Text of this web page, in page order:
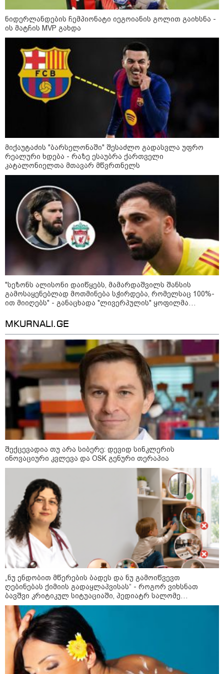
დადგომამდე
ფული ამ ზოდიაქოს ნიშნების
ხელში აღმოჩნდება: ვინ
გამდიდრდება?
როგორ ჩავიცვათ 40 წლის
შემდეგ: მილიონერების
სტილისტის 8 ოქროს წესი და
აუცილებელი სამოსი
მსოფლიო
09:52 / 07-08-2026
"რაკეტები ჩვენც გვჭირდება" - დონალდ
ტრამპი უკრაინისთვის Patriot-ის
რაკეტების გაგზავნაზე
23:40 / 07-08-2026
იტალიამ ყველა ქალაქში
განგაშის წითელი დონე
გამოაცხადა
22:45 / 07-08-2026
14 წლის მოზარდმა საკუთარი
პაპა და ბებია მოკლა, შემდეგ კი
სკოლაში ცეცხლი გახსნა - რა
დეტალები ხდება ცნობილი
ბანგკოკში მომხდარი
ტრაგედიიდან
13:24 / 07-08-2026
ევროპაში საწვავის ფასები
09:05 / 07-08-2026
ნიდერლანდების ჩემპიონატი იეგოიანის გოლით გაიხსნა -
ის მატჩის MVP გახდა
მიქაუტაძის "ბარსელონაში" შესაძლო გადასვლა უფრო
რეალური ხდება - რაზე ესაუბრა ქართველი
კატალონიელთა მთავარ მწვრთნელს
"სეზონს ალისონი დაიწყებს, მამარდაშვილს შანსის
გამოსაყენებლად მოთმინება სჭირდება, რომელსაც 100%-
ით მიიღებს" - განაცხადა "ლივერპულის" ყოფილმა
MKURNALI.GE
შექცევადია თუ არა სიბერე: დევიდ სინკლერის
ინოვაციური კვლევა და OSK გენური თერაპია
„ნუ ენდობით მწერების ბადეს და ნუ გამოიწვევთ
ღებინებას ქიმიის გადაყლაპვისას“ - როგორ ვიხსნათ
ბავშვი კრიტიკულ სიტუაციაში, პედიატრ სალომე
ახვლედიანის რჩევები